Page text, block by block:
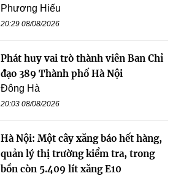
Phương Hiếu
20:29 08/08/2026
Phát huy vai trò thành viên Ban Chỉ
đạo 389 Thành phố Hà Nội
Đông Hà
20:03 08/08/2026
Hà Nội: Một cây xăng báo hết hàng,
quản lý thị trường kiểm tra, trong
bồn còn 5.409 lít xăng E10